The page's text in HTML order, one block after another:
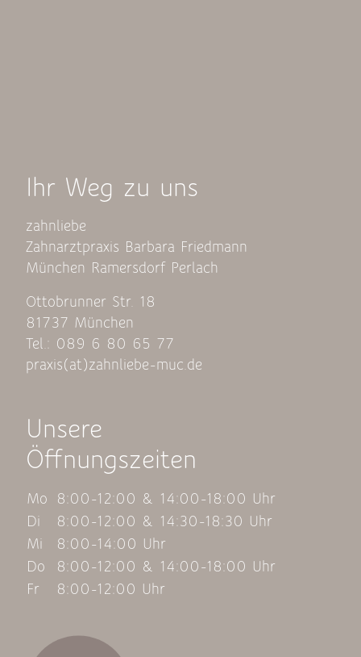
Ihr Weg zu uns
zahnliebe
Zahnarztpraxis Barbara Friedmann
München Ramersdorf Perlach
Ottobrunner Str. 18
81737 München
Tel.: 089 6 80 65 77
praxis(at)zahnliebe-muc.de
Unsere
Öffnungszeiten
Mo
8:00-12:00 & 14:00-18:00 Uhr
Di
8:00-12:00 & 14:30-18:30 Uhr
Mi
8:00-14:00 Uhr
Do
8:00-12:00 & 14:00-18:00 Uhr
Fr
8:00-12:00 Uhr